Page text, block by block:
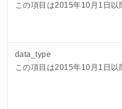
この項目は2015年10月1日以
data_type
この項目は2015年10月1日以